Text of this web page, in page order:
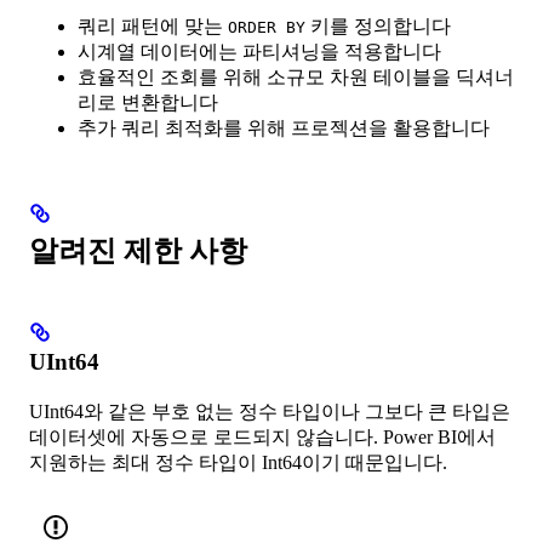
쿼리 패턴에 맞는 ORDER BY 키를 정의합니다
시계열 데이터에는 파티셔닝을 적용합니다
효율적인 조회를 위해 소규모 차원 테이블을 딕셔너
리로 변환합니다
추가 쿼리 최적화를 위해 프로젝션을 활용합니다
알려진 제한 사항
UInt64
UInt64와 같은 부호 없는 정수 타입이나 그보다 큰 타입은
데이터셋에 자동으로 로드되지 않습니다. Power BI에서
지원하는 최대 정수 타입이 Int64이기 때문입니다.